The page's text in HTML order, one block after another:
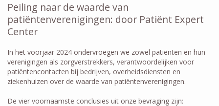
Peiling naar de waarde van
patiëntenverenigingen: door Patiënt Expert
Center
In het voorjaar 2024 ondervroegen we zowel patiënten en hun
verenigingen als zorgverstrekkers, verantwoordelijken voor
patiëntencontacten bij bedrijven, overheidsdiensten en
ziekenhuizen over de waarde van patiëntenverenigingen.
De vier voornaamste conclusies uit onze bevraging zijn: